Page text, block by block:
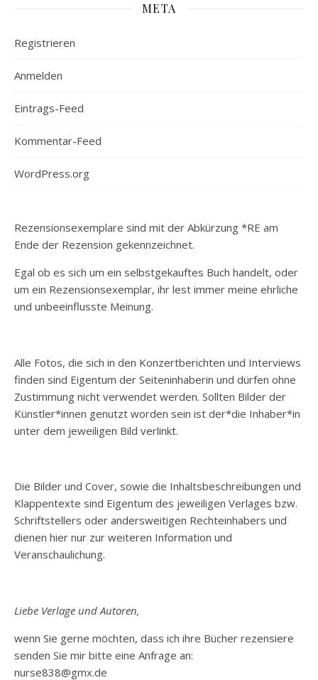
META
Registrieren
Anmelden
Eintrags-Feed
Kommentar-Feed
WordPress.org
Rezensionsexemplare sind mit der Abkürzung *RE am
Ende der Rezension gekennzeichnet.
Egal ob es sich um ein selbstgekauftes Buch handelt, oder
um ein Rezensionsexemplar, ihr lest immer meine ehrliche
und unbeeinflusste Meinung.
Alle Fotos, die sich in den Konzertberichten und Interviews
finden sind Eigentum der Seiteninhaberin und dürfen ohne
Zustimmung nicht verwendet werden. Sollten Bilder der
Künstler*innen genutzt worden sein ist der*die Inhaber*in
unter dem jeweiligen Bild verlinkt.
Die Bilder und Cover, sowie die Inhaltsbeschreibungen und
Klappentexte sind Eigentum des jeweiligen Verlages bzw.
Schriftstellers oder andersweitigen Rechteinhabers und
dienen hier nur zur weiteren Information und
Veranschaulichung.
Liebe Verlage und Autoren,
wenn Sie gerne möchten, dass ich ihre Bücher rezensiere
senden Sie mir bitte eine Anfrage an:
nurse838@gmx.de